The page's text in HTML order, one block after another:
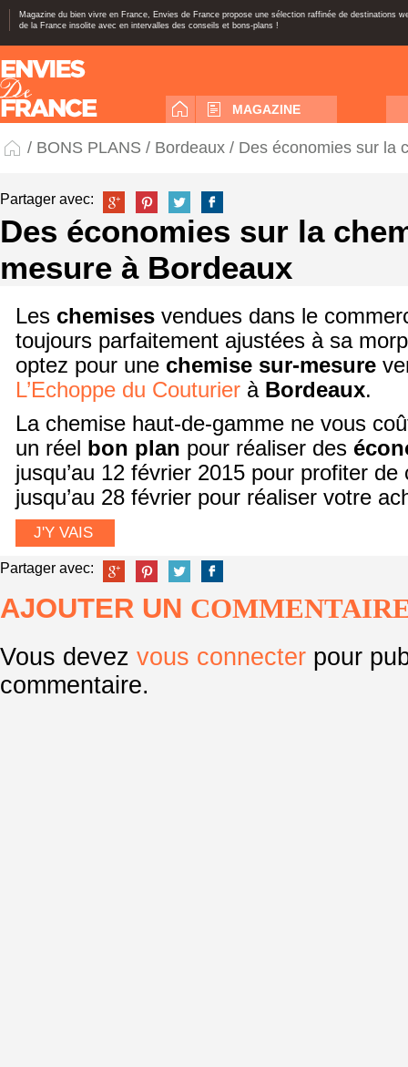
Magazine du bien vivre en France, Envies de France propose une sélection raffinée de destinations
de la France insolite avec en intervalles des conseils et bons-plans !
MAGAZINE
/ BONS PLANS / Bordeaux / Des économies sur la
Partager avec:
Des économies sur la
mesure à Bordeaux
Les chemises vendues dans le
toujours parfaitement ajustées à sa
optez pour une chemise sur-mesure
L’Echoppe du Couturier à Bordeaux.
La chemise haut-de-gamme ne vous
un réel bon plan pour réaliser des
jusqu’au 12 février 2015 pour profiter
jusqu’au 28 février pour réaliser votre
J'Y VAIS
Partager avec:
AJOUTER UN
Vous devez vous connecter pour
commentaire.